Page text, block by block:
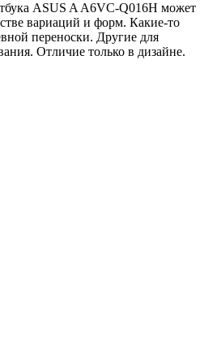
ASUS A A6VC-Q016H может
вариаций и форм. Какие-то
переноски. Другие для
Отличие только в дизайне.